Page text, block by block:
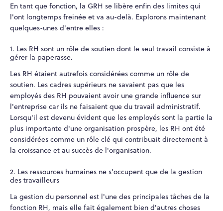
En tant que fonction, la GRH se libère enfin des limites qui
l'ont longtemps freinée et va au-delà. Explorons maintenant
quelques-unes d'entre elles :
1. Les RH sont un rôle de soutien dont le seul travail consiste à
gérer la paperasse.
Les RH étaient autrefois considérées comme un rôle de
soutien. Les cadres supérieurs ne savaient pas que les
employés des RH pouvaient avoir une grande influence sur
l'entreprise car ils ne faisaient que du travail administratif.
Lorsqu'il est devenu évident que les employés sont la partie la
plus importante d'une organisation prospère, les RH ont été
considérées comme un rôle clé qui contribuait directement à
la croissance et au succès de l'organisation.
2. Les ressources humaines ne s'occupent que de la gestion
des travailleurs
La gestion du personnel est l'une des principales tâches de la
fonction RH, mais elle fait également bien d'autres choses